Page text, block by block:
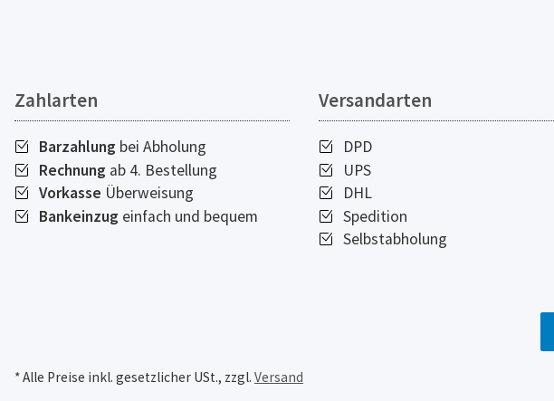
Zahlarten
Barzahlung bei Abholung
Rechnung ab 4. Bestellung
Vorkasse Überweisung
Bankeinzug einfach und bequem
Versandarten
DPD
UPS
DHL
Spedition
Selbstabholung
* Alle Preise inkl. gesetzlicher USt., zzgl. Versand